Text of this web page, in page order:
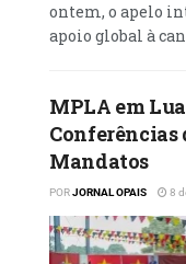
ontem, o apelo
apoio global à
MPLA em
Conferências
Mandatos
PORJORNAL OPAIS 8